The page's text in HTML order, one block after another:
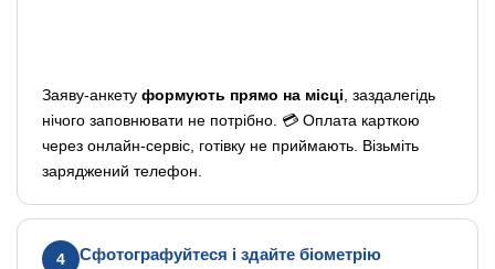
Заяву-анкету формують прямо на місці , заздалегідь
нічого заповнювати не потрібно. 💳 Оплата карткою
через онлайн-сервіс, готівку не приймають. Візьміть
заряджений телефон.
4 Сфотографуйтеся і здайте біометрію